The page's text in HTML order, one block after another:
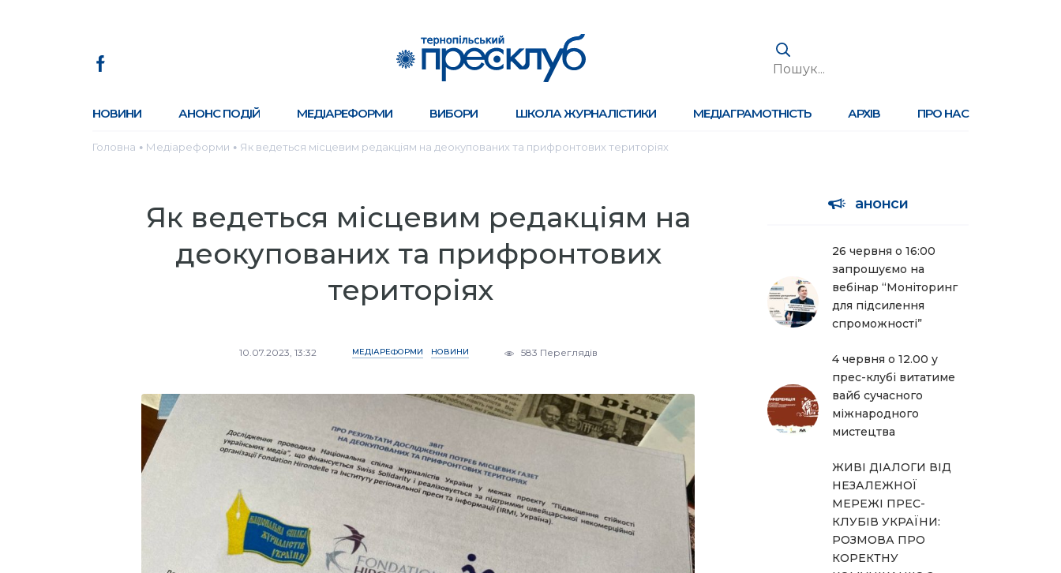
НОВИНИ АНОНС ПОДІЙ МЕДІАРЕФОРМИ ВИБОРИ ШКОЛА ЖУРНАЛІСТИКИ МЕДІАГРАМОТНІСТЬ АРХІВ ПРО НАС
Головна ● Медіареформи ● Як ведеться місцевим редакціям на деокупованих та прифронтових територіях
Як ведеться місцевим редакціям на
деокупованих та прифронтових
територіях
10.07.2023, 13:32 МЕДІАРЕФОРМИ НОВИНИ 583 Переглядів
анонси
26 червня о 16:00
запрошуємо на
вебінар “Моніторинг
для підсилення
спроможності”
4 червня о 12.00 у
прес-клубі витатиме
вайб сучасного
міжнародного
мистецтва
ЖИВІ ДІАЛОГИ ВІД
НЕЗАЛЕЖНОЇ
МЕРЕЖІ ПРЕС-
КЛУБІВ УКРАЇНИ:
РОЗМОВА ПРО
КОРЕКТНУ